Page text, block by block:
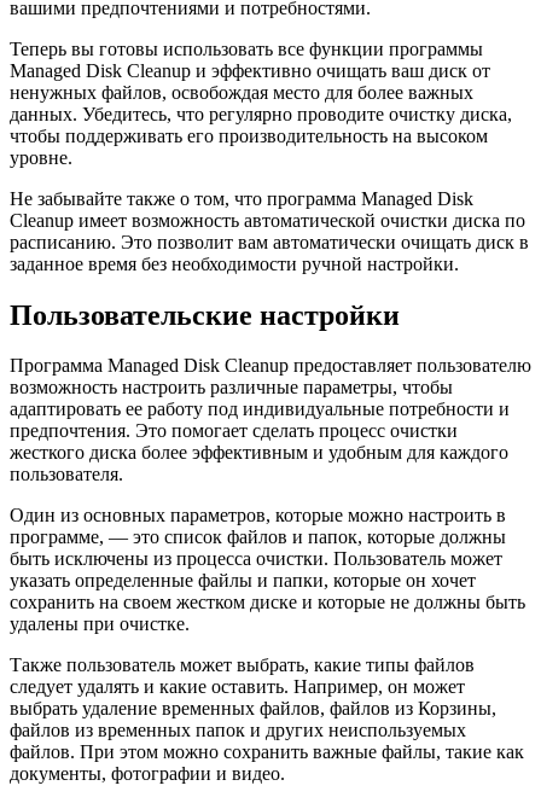
вашими предпочтениями и потребностями.
Теперь вы готовы использовать все функции программы
Managed Disk Cleanup и эффективно очищать ваш диск от
ненужных файлов, освобождая место для более важных
данных. Убедитесь, что регулярно проводите очистку диска,
чтобы поддерживать его производительность на высоком
уровне.
Не забывайте также о том, что программа Managed Disk
Cleanup имеет возможность автоматической очистки диска по
расписанию. Это позволит вам автоматически очищать диск в
заданное время без необходимости ручной настройки.
Пользовательские настройки
Программа Managed Disk Cleanup предоставляет пользователю
возможность настроить различные параметры, чтобы
адаптировать ее работу под индивидуальные потребности и
предпочтения. Это помогает сделать процесс очистки
жесткого диска более эффективным и удобным для каждого
пользователя.
Один из основных параметров, которые можно настроить в
программе, — это список файлов и папок, которые должны
быть исключены из процесса очистки. Пользователь может
указать определенные файлы и папки, которые он хочет
сохранить на своем жестком диске и которые не должны быть
удалены при очистке.
Также пользователь может выбрать, какие типы файлов
следует удалять и какие оставить. Например, он может
выбрать удаление временных файлов, файлов из Корзины,
файлов из временных папок и других неиспользуемых
файлов. При этом можно сохранить важные файлы, такие как
документы, фотографии и видео.